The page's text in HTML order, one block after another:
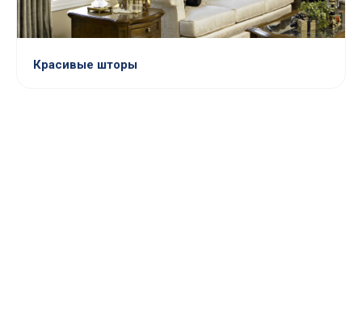
Красивые шторы